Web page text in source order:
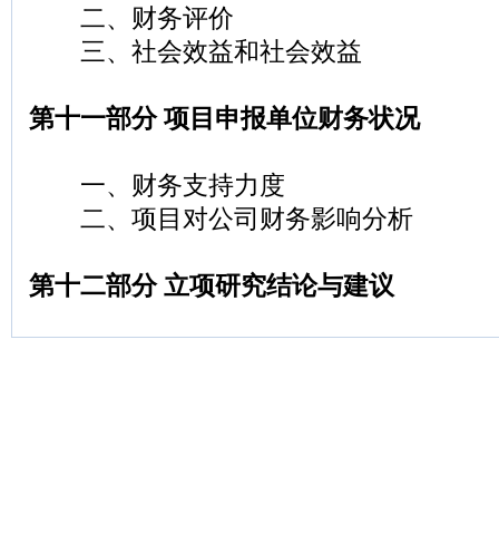
二、财务评价
三、社会效益和社会效益
第十一部分 项目申报单位财务状况
一、财务支持力度
二、项目对公司财务影响分析
第十二部分 立项研究结论与建议